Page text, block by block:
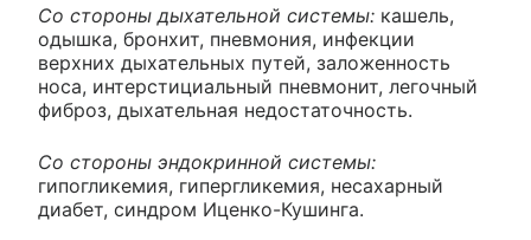
Со стороны дыхательной системы: кашель,
одышка, бронхит, пневмония, инфекции
верхних дыхательных путей, заложенность
носа, интерстициальный пневмонит, легочный
фиброз, дыхательная недостаточность.
Со стороны эндокринной системы:
гипогликемия, гипергликемия, несахарный
диабет, синдром Иценко-Кушинга.